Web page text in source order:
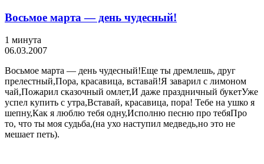
Восьмое марта — день чудесный!
1 минута
06.03.2007
Восьмое марта — день чудесный!Еще ты дремлешь, друг
прелестный,Пора, красавица, вставай!Я заварил с лимоном
чай,Пожарил сказочный омлет,И даже праздничный букетУже
успел купить с утра,Вставай, красавица, пора! Тебе на ушко я
шепну,Как я люблю тебя одну,Исполню песню про тебяПро
то, что ты моя судьба,(на ухо наступил медведь,но это не
мешает петь).